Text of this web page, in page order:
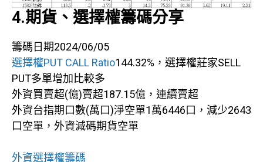
4.期貨、選擇權籌碼分享
籌碼日期2024/06/05
選擇權PUT CALL Ratio144.32%，選擇權莊家SELL
PUT多單增加比較多
外資買賣超(億)賣超187.15億，連續賣超
外資台指期口數(萬口)淨空單1萬6446口，減少2643
口空單，外資減碼期貨空單
外資選擇權籌碼